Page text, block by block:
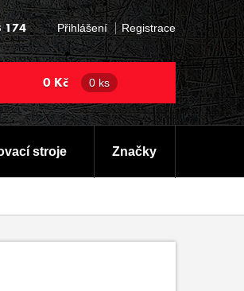
174 Přihlášení Registrace
0 Kč 0 ks
stroje Značky